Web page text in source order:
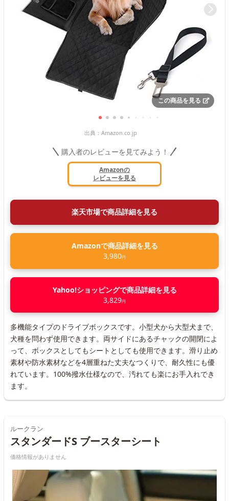
この商品を見る
出典： Amazon.co.jp
購入者のレビューを見てみよう！
Amazonの
レビューを見る
楽天市場で商品詳細を見る
Amazonで商品詳細を見る
3,980円
Yahoo!ショッピングで商品詳細を見る
3,829円
多機能タイプのドライブボックスです。小型犬から大型犬まで、
犬種を問わず使用できます。両サイドにあるチャックの開閉によ
って、ボックスとしてもシートとしても使用できます。滑り止め
素材や防水素材などを4層重ねた丈夫なつくりで、耐久性にも優
れています。100%撥水仕様なので、汚れても楽にお手入れでき
ます。
ルークラン
スタンダードS ブースターシート
価格情報がありません